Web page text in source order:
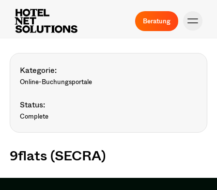
Beratung
Kategorie:
Online-Buchungsportale
Status:
Complete
9flats (SECRA)